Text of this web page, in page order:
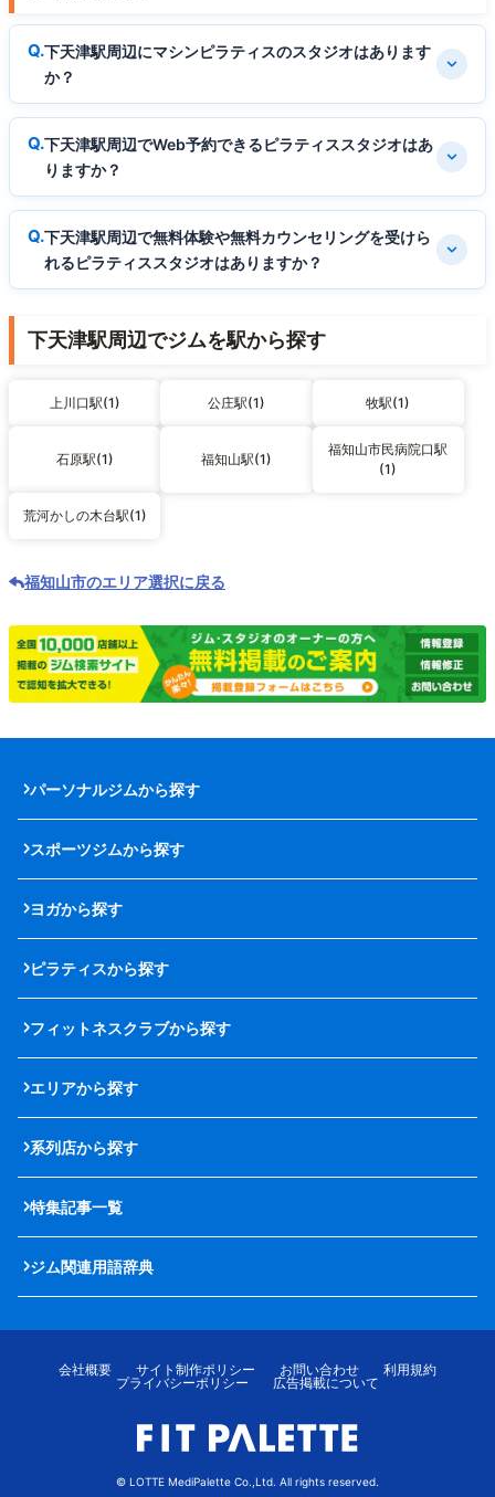
下天津駅周辺にマシンピラティスのスタジオはあります
か？
下天津駅周辺でWeb予約できるピラティススタジオはあ
りますか？
下天津駅周辺で無料体験や無料カウンセリングを受けら
れるピラティススタジオはありますか？
下天津駅周辺でジムを駅から探す
上川口駅(1) 公庄駅(1) 牧駅(1)
石原駅(1) 福知山駅(1)
福知山市民病院口駅
(1)
荒河かしの木台駅(1)
福知山市のエリア選択に戻る
パーソナルジムから探す
スポーツジムから探す
ヨガから探す
ピラティスから探す
フィットネスクラブから探す
エリアから探す
系列店から探す
特集記事一覧
ジム関連用語辞典
会社概要 サイト制作ポリシー お問い合わせ
利用規約
プライバシーポリシー
広告掲載について
© LOTTE MediPalette Co.,Ltd. All rights reserved.